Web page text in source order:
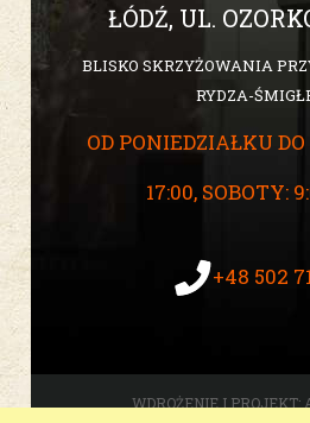
ŁÓDŹ, UL.
BLISKO SKRZYŻOWANIA
RYDZA-
OD PONIEDZIAŁKU
17:00, SOBOTY:
+48 502
WDROŻENIE I PROJEKT: